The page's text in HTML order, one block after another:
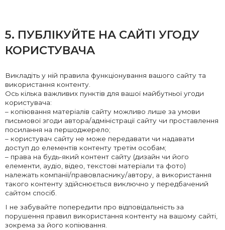
5. ПУБЛІКУЙТЕ НА САЙТІ УГОДУ
КОРИСТУВАЧА
Викладіть у ній правила функціонування вашого сайту та
використання контенту.
Ось кілька важливих пунктів для вашої майбутньої угоди
користувача:
– копіювання матеріалів сайту можливо лише за умови
письмової згоди автора/адміністрації сайту чи проставлення
посилання на першоджерело;
– користувач сайту не може передавати чи надавати
доступ до елементів контенту третім особам;
– права на будь-який контент сайту (дизайн чи його
елементи, аудіо, відео, текстові матеріали та фото)
належать компанії/правовласнику/автору, а використання
такого контенту здійснюється виключно у передбачений
сайтом спосіб.
І не забувайте попередити про відповідальність за
порушення правил використання контенту на вашому сайті,
зокрема за його копіювання.